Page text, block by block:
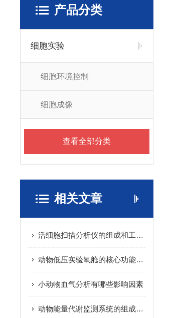
产品分类
细胞实验
细胞环境控制
细胞成像
查看全部分类
相关文章
活细胞扫描分析仪的组成和工作原理
动物低压实验氧舱的核心功能是制造可控的低压环境
小动物血气分析有哪些影响因素
动物能量代谢监测系统的组成及应用